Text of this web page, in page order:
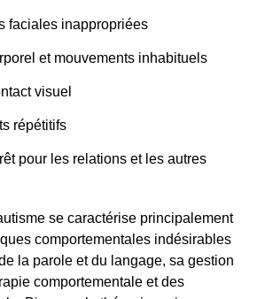
faciales inappropriées
et mouvements inhabituels
visuel
répétitifs
pour les relations et les autres
se caractérise principalement
comportementales indésirables
la parole et du langage, sa gestion
comportementale et des